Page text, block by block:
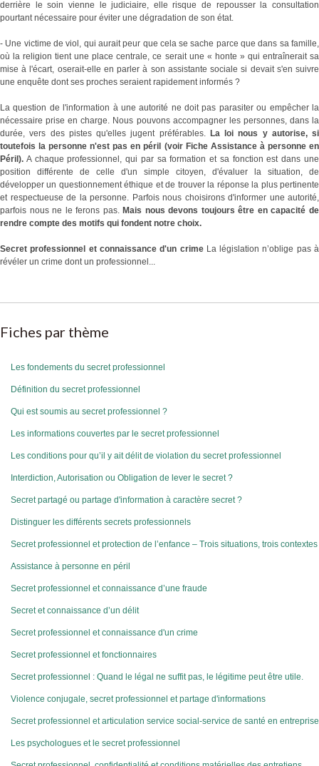
derrière le soin vienne le judiciaire, elle risque de repousser la consultation
pourtant nécessaire pour éviter une dégradation de son état.
- Une victime de viol, qui aurait peur que cela se sache parce que dans sa famille,
où la religion tient une place centrale, ce serait une « honte » qui entraînerait sa
mise à l'écart, oserait-elle en parler à son assistante sociale si devait s'en suivre
une enquête dont ses proches seraient rapidement informés ?
La question de l'information à une autorité ne doit pas parasiter ou empêcher la
nécessaire prise en charge. Nous pouvons accompagner les personnes, dans la
durée, vers des pistes qu'elles jugent préférables. La loi nous y autorise, si
toutefois la personne n'est pas en péril (voir Fiche Assistance à personne en
Péril). A chaque professionnel, qui par sa formation et sa fonction est dans une
position différente de celle d'un simple citoyen, d'évaluer la situation, de
développer un questionnement éthique et de trouver la réponse la plus pertinente
et respectueuse de la personne. Parfois nous choisirons d'informer une autorité,
parfois nous ne le ferons pas. Mais nous devons toujours être en capacité de
rendre compte des motifs qui fondent notre choix.
Secret professionnel et connaissance d'un crimeLa législation n’oblige pas à
révéler un crime dont un professionnel...
Fiches par thème
Les fondements du secret professionnel
Définition du secret professionnel
Qui est soumis au secret professionnel ?
Les informations couvertes par le secret professionnel
Les conditions pour qu’il y ait délit de violation du secret professionnel
Interdiction, Autorisation ou Obligation de lever le secret ?
Secret partagé ou partage d'information à caractère secret ?
Distinguer les différents secrets professionnels
Secret professionnel et protection de l’enfance – Trois situations, trois contextes
Assistance à personne en péril
Secret professionnel et connaissance d’une fraude
Secret et connaissance d’un délit
Secret professionnel et connaissance d'un crime
Secret professionnel et fonctionnaires
Secret professionnel : Quand le légal ne suffit pas, le légitime peut être utile.
Violence conjugale, secret professionnel et partage d'informations
Secret professionnel et articulation service social-service de santé en entreprise
Les psychologues et le secret professionnel